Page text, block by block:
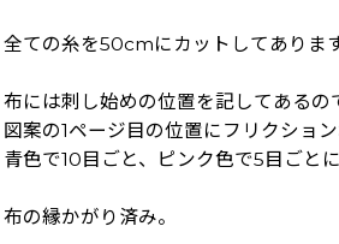
全ての糸を50cmにカットしてあります
布には刺し始めの位置を記してあるの
図案の1ページ目の位置にフリクショ
青色で10目ごと、ピンク色で5目ごと
布の縁かがり済み。